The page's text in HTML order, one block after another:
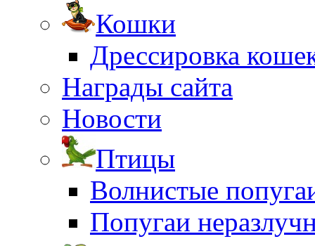
Кошки
Дрессировка
Награды сайта
Новости
Птицы
Волнистые
Попугаи